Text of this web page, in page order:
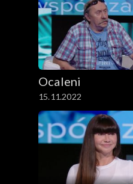
Ocaleni
15.11.2022